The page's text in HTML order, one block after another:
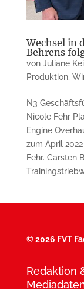
Wechsel in
Behrens
von Juliane
Produktion,
N3
Nicole Fehr
Engine
zum April
Fehr. Carsten
©2026 FVT
Redaktion